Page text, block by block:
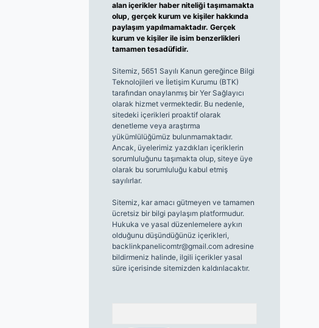
alan içerikler haber niteliği taşımamakta
olup, gerçek kurum ve kişiler hakkında
paylaşım yapılmamaktadır. Gerçek
kurum ve kişiler ile isim benzerlikleri
tamamen tesadüfidir.
Sitemiz, 5651 Sayılı Kanun gereğince Bilgi
Teknolojileri ve İletişim Kurumu (BTK)
tarafından onaylanmış bir Yer Sağlayıcı
olarak hizmet vermektedir. Bu nedenle,
sitedeki içerikleri proaktif olarak
denetleme veya araştırma
yükümlülüğümüz bulunmamaktadır.
Ancak, üyelerimiz yazdıkları içeriklerin
sorumluluğunu taşımakta olup, siteye üye
olarak bu sorumluluğu kabul etmiş
sayılırlar.
Sitemiz, kar amacı gütmeyen ve tamamen
ücretsiz bir bilgi paylaşım platformudur.
Hukuka ve yasal düzenlemelere aykırı
olduğunu düşündüğünüz içerikleri,
backlinkpanelicomtr@gmail.comadresine
bildirmeniz halinde, ilgili içerikler yasal
süre içerisinde sitemizden kaldırılacaktır.